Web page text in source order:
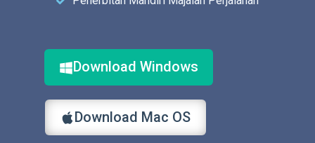
Download Windows
Download Mac OS